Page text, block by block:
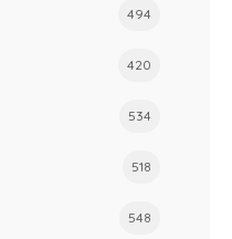
494
420
534
518
548